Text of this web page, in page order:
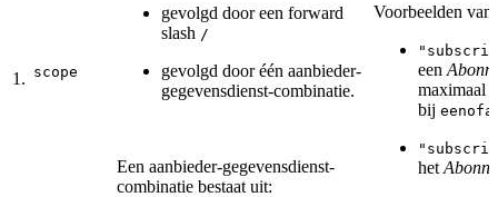
1. scope
gevolgd door een forward
slash /
gevolgd door één aanbieder-
gegevensdienst-combinatie.
Een aanbieder-gegevensdienst-
combinatie bestaat uit:
Voorbeelden van
een
maximaal
bij
het